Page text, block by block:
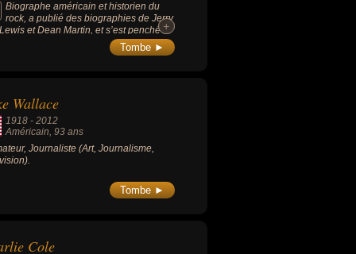
Biographe américain et historien du
rock, a publié des biographies de Jerry
et Dean Martin, et s’est penché
précurseurs méconnus du rock’n’roll.
+
+
Tombe ►
Wallace
1918 -2012
Américain, 93 ans
Journaliste (Art, Journalisme,
Tombe ►
Cole